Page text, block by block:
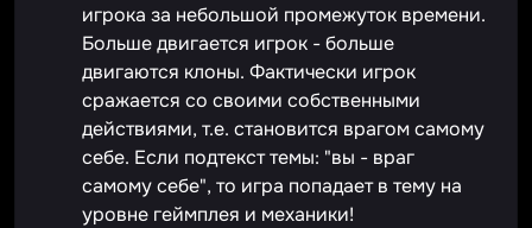
игрока за небольшой промежуток времени.
Больше двигается игрок - больше
двигаются клоны. Фактически игрок
сражается со своими собственными
действиями, т.е. становится врагом самому
себе. Если подтекст темы: "вы - враг
самому себе", то игра попадает в тему на
уровне геймплея и механики!